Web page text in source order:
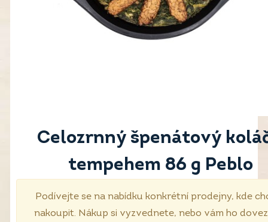
Celozrnný špenátový
tempehem 86 g Peblo
Podívejte se na nabídku konkrétní prodejny, kde
nakoupit. Nákup si vyzvednete, nebo vám ho